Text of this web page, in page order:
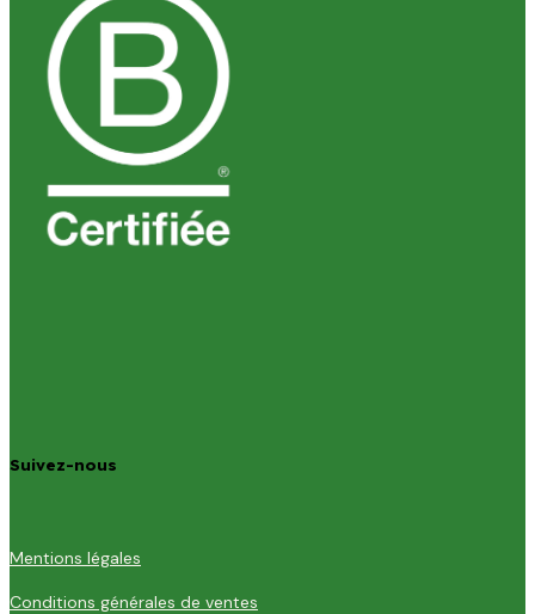
Suivez-nous
Mentions légales
Conditions générales de ventes